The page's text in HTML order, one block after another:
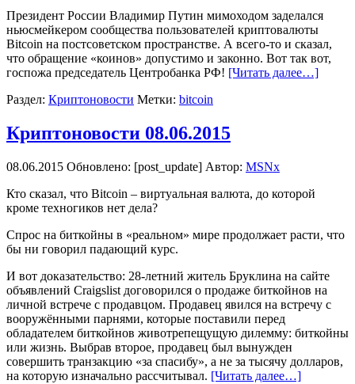
Президент России Владимир Путин мимоходом заделался
ньюсмейкером сообщества пользователей криптовалюты
Bitcoin на постсоветском пространстве. А всего-то и сказал,
что обращение «коинов» допустимо и законно. Вот так вот,
госпожа председатель Центробанка РФ! [Читать далее…]
Раздел: Криптоновости Метки: bitcoin
Криптоновости 08.06.2015
08.06.2015 Обновлено: [post_update] Автор: MSNx
Кто сказал, что Bitcoin – виртуальная валюта, до которой
кроме техногиков нет дела?
Спрос на биткойны в «реальном» мире продолжает расти, что
бы ни говорил падающий курс.
И вот доказательство: 28-летний житель Бруклина на сайте
объявлений Craigslist договорился о продаже биткойнов на
личной встрече с продавцом. Продавец явился на встречу с
вооружёнными парнями, которые поставили перед
обладателем биткойнов животрепещущую дилемму: биткойны
или жизнь. Выбрав второе, продавец был вынужден
совершить транзакцию «за спасибу», а не за тысячу долларов,
на которую изначально рассчитывал. [Читать далее…]